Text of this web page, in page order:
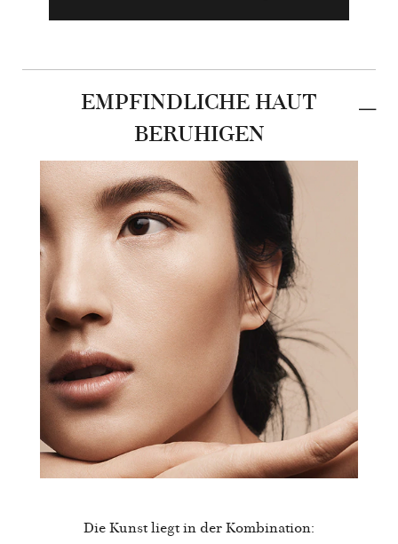
EMPFINDLICHE HAUT
BERUHIGEN
Die Kunst liegt in der Kombination: